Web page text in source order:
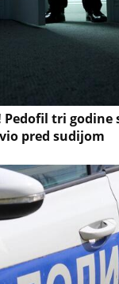
Pedofil tri godine
pred sudijom